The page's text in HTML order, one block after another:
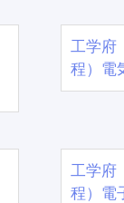
工学
程）電
工学
程）電